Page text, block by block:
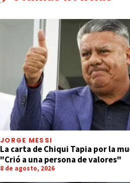
JORGE MESSI
La carta de Chiqui Tapia por la
"Crió a una persona de valores"
8 de agosto, 2026